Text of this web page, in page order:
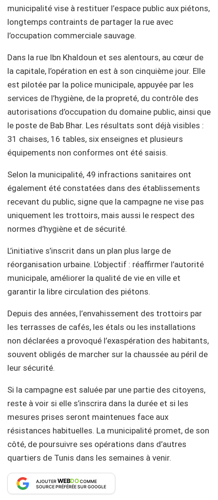
municipalité vise à restituer l’espace public aux piétons,
longtemps contraints de partager la rue avec
l’occupation commerciale sauvage.
Dans la rue Ibn Khaldoun et ses alentours, au cœur de
la capitale, l’opération en est à son cinquième jour. Elle
est pilotée par la police municipale, appuyée par les
services de l’hygiène, de la propreté, du contrôle des
autorisations d’occupation du domaine public, ainsi que
le poste de Bab Bhar. Les résultats sont déjà visibles :
31 chaises, 16 tables, six enseignes et plusieurs
équipements non conformes ont été saisis.
Selon la municipalité, 49 infractions sanitaires ont
également été constatées dans des établissements
recevant du public, signe que la campagne ne vise pas
uniquement les trottoirs, mais aussi le respect des
normes d’hygiène et de sécurité.
L’initiative s’inscrit dans un plan plus large de
réorganisation urbaine. L’objectif : réaffirmer l’autorité
municipale, améliorer la qualité de vie en ville et
garantir la libre circulation des piétons.
Depuis des années, l’envahissement des trottoirs par
les terrasses de cafés, les étals ou les installations
non déclarées a provoqué l’exaspération des habitants,
souvent obligés de marcher sur la chaussée au péril de
leur sécurité.
Si la campagne est saluée par une partie des citoyens,
reste à voir si elle s’inscrira dans la durée et si les
mesures prises seront maintenues face aux
résistances habituelles. La municipalité promet, de son
côté, de poursuivre ses opérations dans d’autres
quartiers de Tunis dans les semaines à venir.
AJOUTERWEBDOCOMME
SOURCE PRÉFÉRÉE SUR GOOGLE